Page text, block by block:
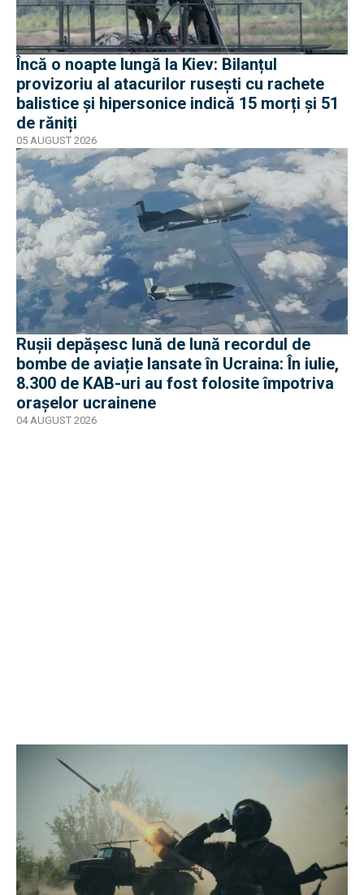
Încă o noapte lungă la Kiev: Bilanțul
provizoriu al atacurilor rusești cu rachete
balistice și hipersonice indică 15 morți și 51
de răniți
05 AUGUST 2026
Rușii depășesc lună de lună recordul de
bombe de aviație lansate în Ucraina: În iulie,
8.300 de KAB-uri au fost folosite împotriva
orașelor ucrainene
04 AUGUST 2026